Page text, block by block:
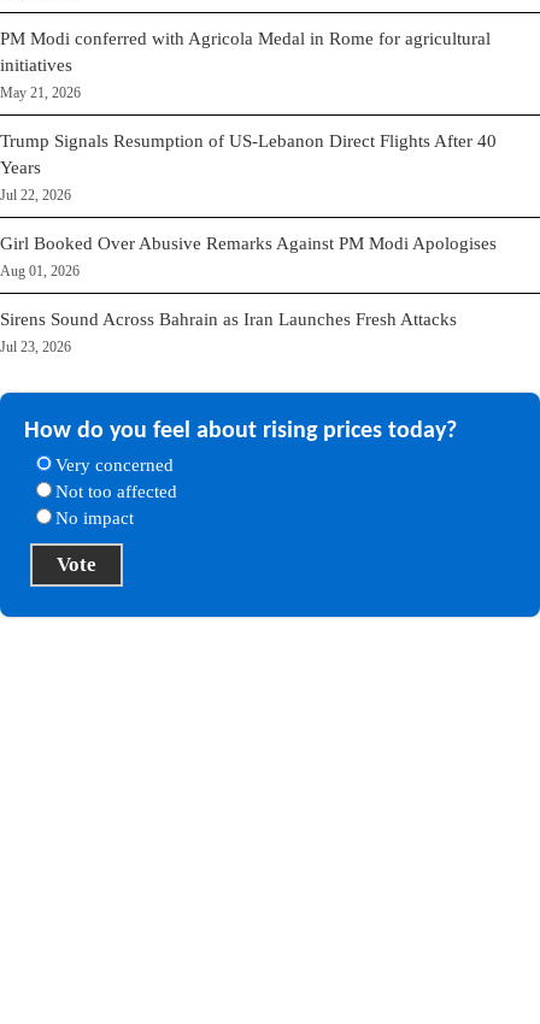
PM Modi conferred with Agricola Medal in Rome for agricultural
initiatives
May 21, 2026
Trump Signals Resumption of US-Lebanon Direct Flights After 40
Years
Jul 22, 2026
Girl Booked Over Abusive Remarks Against PM Modi Apologises
Aug 01, 2026
Sirens Sound Across Bahrain as Iran Launches Fresh Attacks
Jul 23, 2026
How do you feel about rising prices today?
Very concerned
Not too affected
No impact